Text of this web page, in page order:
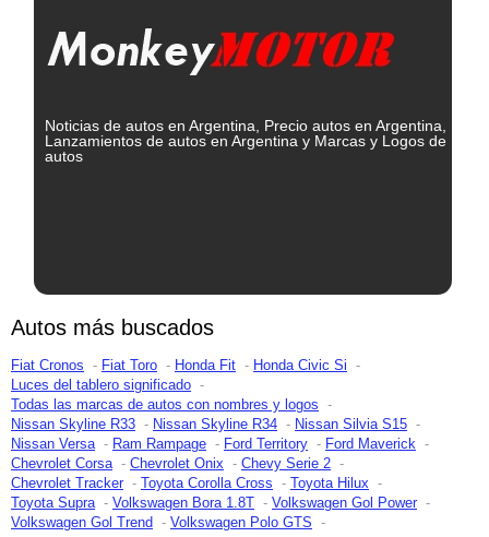
Noticias de autos en Argentina, Precio autos en Argentina,
Lanzamientos de autos en Argentina y Marcas y Logos de
autos
Autos más buscados
Fiat Cronos Fiat Toro Honda Fit
Honda Civic Si
Luces del tablero significado
Todas las marcas de autos con nombres y logos
Nissan Skyline R33
Nissan Skyline R34
Nissan Silvia S15
Nissan Versa
Ram Rampage Ford Territory
Ford Maverick
Chevrolet Corsa
Chevrolet Onix
Chevy Serie 2
Chevrolet Tracker
Toyota Corolla Cross
Toyota Hilux
Toyota Supra
Volkswagen Bora 1.8T
Volkswagen Gol Power
Volkswagen Gol Trend
Volkswagen Polo GTS